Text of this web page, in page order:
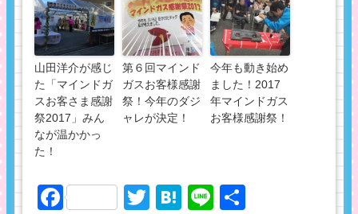
山田洋介が感じ
た「マインドガ
スお客さま感謝
祭2017」みん
なが温かかっ
た！
第６回マインド
ガスお客様感謝
祭！今年のダジ
ャレが決定！
今年も動き始め
ました！2017
年マインドガス
お客様感謝祭！
FacebookTwitter
Hatena
Line